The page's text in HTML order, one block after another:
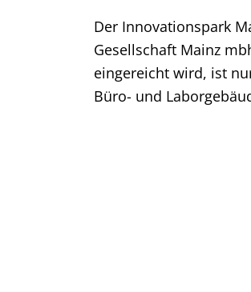
Der Innovationspark
Gesellschaft Mainz
eingereicht wird, ist
Büro- und